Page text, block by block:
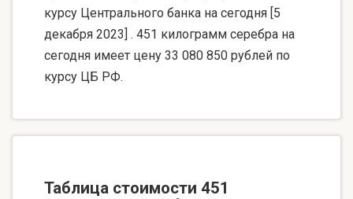
курсу Центрального банка на сегодня [5
декабря 2023] . 451 килограмм серебра на
сегодня имеет цену 33 080 850 рублей по
курсу ЦБ РФ.
Таблица стоимости 451